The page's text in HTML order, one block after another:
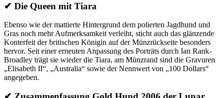
✔ Die Queen mit Tiara
Ebenso wie der mattierte Hintergrund dem polierten Jagdhund und
Gras noch mehr Aufmerksamkeit verleiht, sticht auch das glänzende
Konterfeit der britischen Königin auf der Münzrückseite besonders
hervor. Seit einer erneuten Anpassung des Porträts durch Ian Rank-
Broadley trägt sie wieder die Tiara, am Münzrand sind die Gravuren
„Elisabeth II“, „Australia“ sowie der Nennwert von „100 Dollars“
angegeben.